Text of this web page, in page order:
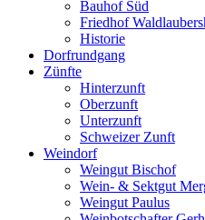
Bauhof Süd
Friedhof
Historie
Dorfrundgang
Zünfte
Hinterzunft
Oberzunft
Unterzunft
Schweizer Zunft
Weindorf
Weingut Bischof
Wein- & Sektgut
Weingut Paulus